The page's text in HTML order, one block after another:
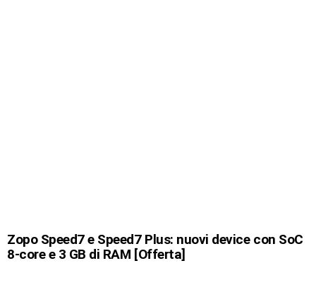
Zopo Speed7 e Speed7 Plus: nuovi device con SoC
8-core e 3 GB di RAM [Offerta]